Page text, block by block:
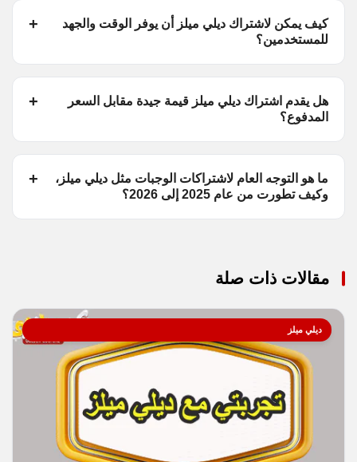
كيف يمكن لاشتراك ديلي ميلز أن يوفر الوقت والجهد
للمستخدمين؟
هل يقدم اشتراك ديلي ميلز قيمة جيدة مقابل السعر
المدفوع؟
ما هو التوجه العام لاشتراكات الوجبات مثل ديلي ميلز،
وكيف تطورت من عام 2025 إلى 2026؟
مقالات ذات صلة
ديلي ميلز